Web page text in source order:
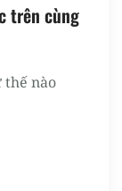
trên cùng
thế nào